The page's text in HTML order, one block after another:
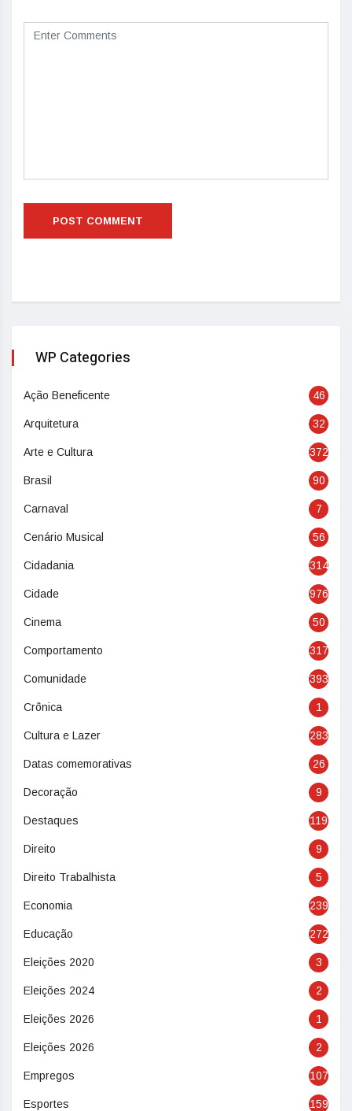
WP Categories
Ação Beneficente 46
Arquitetura 32
Arte e Cultura 372
Brasil 90
Carnaval 7
Cenário Musical 56
Cidadania 314
Cidade 976
Cinema 50
Comportamento 317
Comunidade 393
Crônica 1
Cultura e Lazer 283
Datas comemorativas 26
Decoração 9
Destaques 119
Direito 9
Direito Trabalhista 5
Economia 239
Educação 272
Eleições 2020 3
Eleições 2024 2
Eleições 2026 1
Eleições 2026 2
Empregos 107
Esportes 159